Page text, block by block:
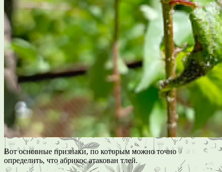
Вот основные признаки, по которым можно точно
определить, что абрикос атакован тлей.